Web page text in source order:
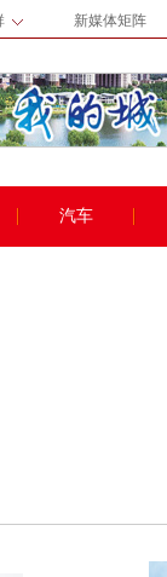
新媒体矩阵
汽车